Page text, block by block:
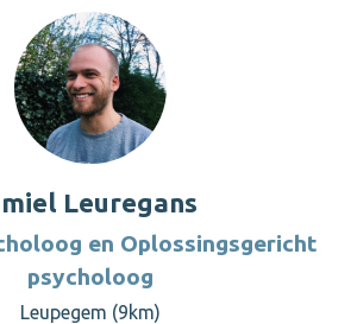
Leuregans
en Oplossingsgericht
psycholoog
Leupegem (9km)